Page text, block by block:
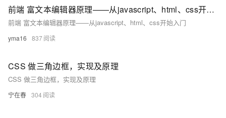
前端 富文本编辑器原理——从javascript、html、css开始入门（一）
前端 富文本编辑器原理——从javascript、html、css开始入门
yma16 837
CSS 做三角边框，实现及原理
CSS 做三角边框，实现及原理
宁在春 304